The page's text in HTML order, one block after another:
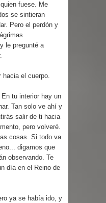
fuese. Me
se sintieran
Pero el perdón y
le pregunté a
hacia el cuerpo.
tu interior hay un
Tan solo ve ahí y
salir de ti hacia
pero volveré.
cosas. Si todo va
digamos que
observando. Te
día en el Reino de
ya se había ido, y